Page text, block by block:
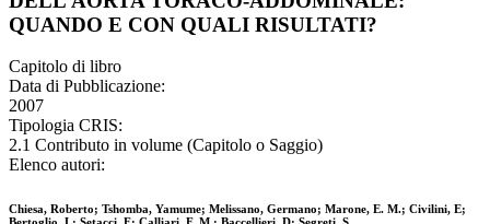
QUANDO E CON QUALI RISULTATI?
Capitolo di libro
Data di Pubblicazione:
2007
Tipologia CRIS:
2.1 Contributo in volume (Capitolo o Saggio)
Elenco autori:
Chiesa, Roberto; Tshomba, Yamume; Melissano, Germano; Marone, E. M.; Civilini, E;